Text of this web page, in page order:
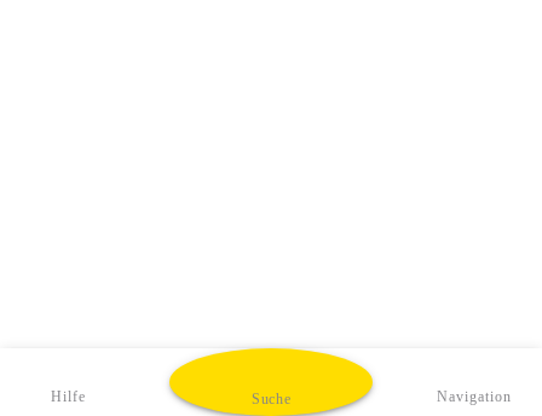
Hilfe Suche Navigation